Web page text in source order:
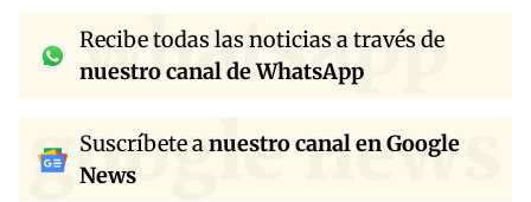
whatsapp
Recibe todas las noticias a través de
nuestro canal de WhatsApp
google news
Suscríbete anuestro canal en Google
News